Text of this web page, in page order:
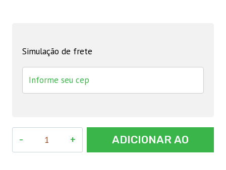
Simulação de frete
ADICIONAR AO